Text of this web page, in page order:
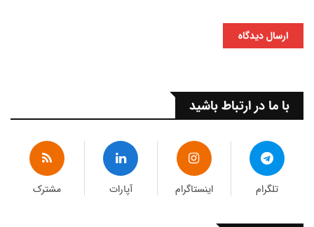
ارسال دیدگاه
با ما در ارتباط باشید
تلگرام اینستاگرام آپارات مشترک